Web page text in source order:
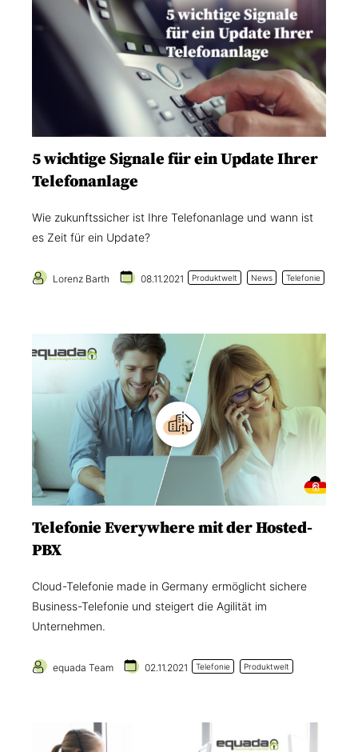
5 wichtige Signale für ein Update Ihrer
Telefonanlage
Wie zukunftssicher ist Ihre Telefonanlage und wann ist
es Zeit für ein Update?
Lorenz Barth 08.11.2021 Produktwelt News Telefonie
Telefonie Everywhere mit der Hosted-
PBX
Cloud-Telefonie made in Germany ermöglicht sichere
Business-Telefonie und steigert die Agilität im
Unternehmen.
equada Team 02.11.2021 Telefonie Produktwelt